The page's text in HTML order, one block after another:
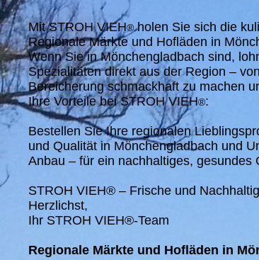
Mit STROH VIEH®holen Sie sich die
Regionale Märkte und Hofläden in
Wenn Sie in Mönchengladbach sind,
Spezialitäten direkt aus der Region –
Bereicherung schmackhaft zu machen
Ihre Vorteile bei STROH VIEH®:
Bestellen Sie Ihre regionalen
und Qualität in Mönchengladbach und
Anbau – für ein nachhaltiges, gesundes
STROH VIEH® – Frische und
Herzlichst,
Ihr STROH VIEH®-Team
Regionale Märkte und Hofläden in